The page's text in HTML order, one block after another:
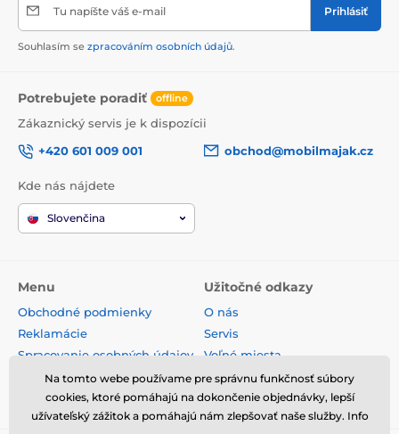
Tu napíšte váš e-mail Prihlásiť
Souhlasím se zpracováním osobních údajů.
Potrebujete poradiť offline
Zákaznický servis je k dispozícii
+420 601 009 001
obchod@mobilmajak.cz
Kde nás nájdete
Slovenčina
Menu
Obchodné podmienky
Reklamácie
Spracovanie osobných údajov
Doprava a platba
Odstúpenie od zmluvy
Užitočné odkazy
O nás
Servis
Voľné miesta
Kontakt
Na tomto webe používame pre správnu funkčnosť súbory
cookies, ktoré pomáhajú na dokončenie objednávky, lepší
užívateľský zážitok a pomáhajú nám zlepšovať naše služby. Info